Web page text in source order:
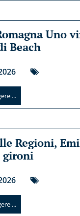
Uno
Beach
...
Regioni,
gironi
...